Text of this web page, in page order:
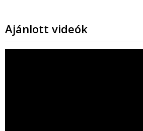
Ajánlott videók